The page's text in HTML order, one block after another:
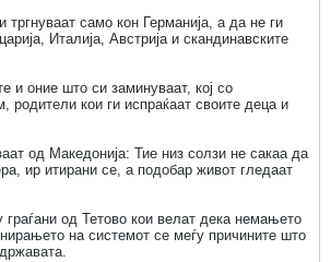
само кон Германија, а да не ги
Италија, Австрија и скандинавските
и оние што си заминуваат, кој со
родители кои ги испраќаат своите деца и
од Македонија: Тие низ солзи не сакаа да
ир итирани се, а подобар живот гледаат
од Тетово кои велат дека немањето
на системот се меѓу причините што